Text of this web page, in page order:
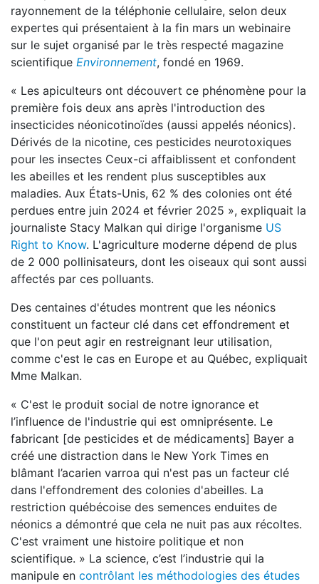
rayonnement de la téléphonie cellulaire, selon deux
expertes qui présentaient à la fin mars un webinaire
sur le sujet organisé par le très respecté magazine
scientifique Environnement, fondé en 1969.
« Les apiculteurs ont découvert ce phénomène pour la
première fois deux ans après l'introduction des
insecticides néonicotinoïdes (aussi appelés néonics).
Dérivés de la nicotine, ces pesticides neurotoxiques
pour les insectes Ceux-ci affaiblissent et confondent
les abeilles et les rendent plus susceptibles aux
maladies. Aux États-Unis, 62 % des colonies ont été
perdues entre juin 2024 et février 2025 », expliquait la
journaliste Stacy Malkan qui dirige l'organisme US
Right to Know. L'agriculture moderne dépend de plus
de 2 000 pollinisateurs, dont les oiseaux qui sont aussi
affectés par ces polluants.
Des centaines d'études montrent que les néonics
constituent un facteur clé dans cet effondrement et
que l'on peut agir en restreignant leur utilisation,
comme c'est le cas en Europe et au Québec, expliquait
Mme Malkan.
« C'est le produit social de notre ignorance et
l’influence de l'industrie qui est omniprésente. Le
fabricant [de pesticides et de médicaments] Bayer a
créé une distraction dans le New York Times en
blâmant l’acarien varroa qui n'est pas un facteur clé
dans l'effondrement des colonies d'abeilles. La
restriction québécoise des semences enduites de
néonics a démontré que cela ne nuit pas aux récoltes.
C'est vraiment une histoire politique et non
scientifique. » La science, c’est l’industrie qui la
manipule en contrôlant les méthodologies des études